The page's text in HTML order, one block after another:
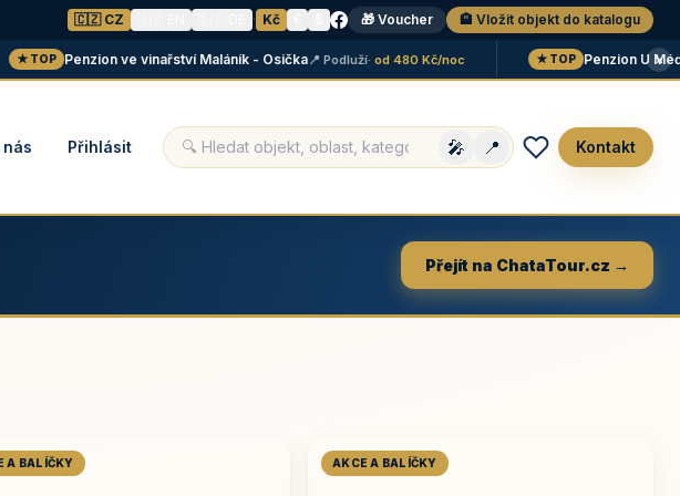
🇨🇿 CZ · Kč 🎁 Voucher 🏨 Vložit objekt do katalogu
Penzion ve vinařství Maláník - Osička📍 Podluží· od 480 Kč/noc ★ TOP Penzion U Méďů📍
×
nás Přihlásit 🎤 📍 Kontakt
Přejít na ChataTour.cz →
A BALÍČKY AKCE A BALÍČKY